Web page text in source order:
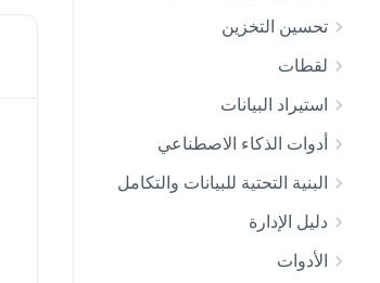
تحسين التخزين
لقطات
استيراد البيانات
أدوات الذكاء الاصطناعي
البنية التحتية للبيانات والتكامل
دليل الإدارة
الأدوات